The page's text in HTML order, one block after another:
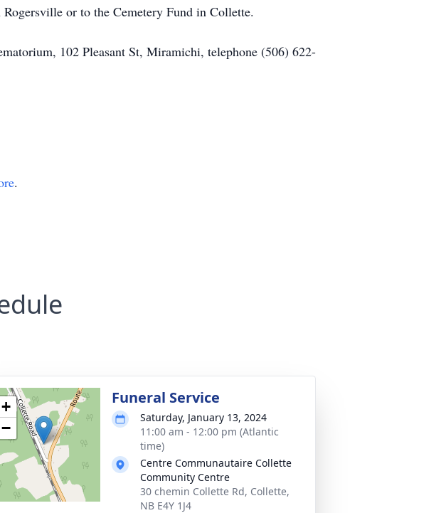
or to the Cemetery Fund in Collette.
102 Pleasant St, Miramichi, telephone (506) 622-
.
+
−
Funeral Service
Saturday, January 13, 2024
11:00 am - 12:00 pm (Atlantic
time)
Centre Communautaire Collette
Community Centre
30 chemin Collette Rd, Collette,
NB E4Y 1J4